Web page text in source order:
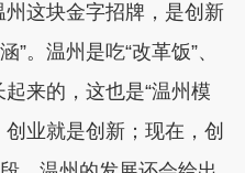
这块金字招牌，是创新
。温州是吃“改革饭”、
起来的，这也是“温州模
业就是创新；现在，创